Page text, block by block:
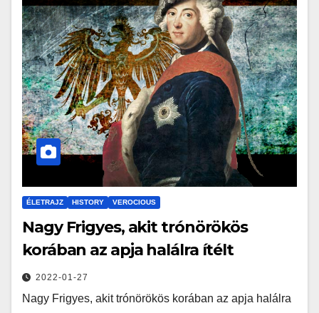
ÉLETRAJZ HISTORY VEROCIOUS
Nagy Frigyes, akit trónörökös
korában az apja halálra ítélt
2022-01-27
Nagy Frigyes, akit trónörökös korában az apja halálra